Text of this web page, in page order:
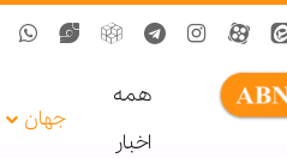
همه
اخبار
جهان